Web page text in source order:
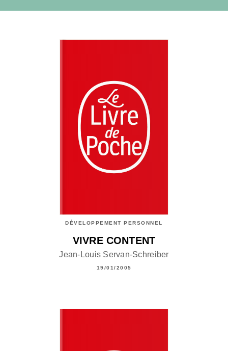
DÉVELOPPEMENT PERSONNEL
VIVRE CONTENT
Jean-Louis Servan-Schreiber
19/01/2005